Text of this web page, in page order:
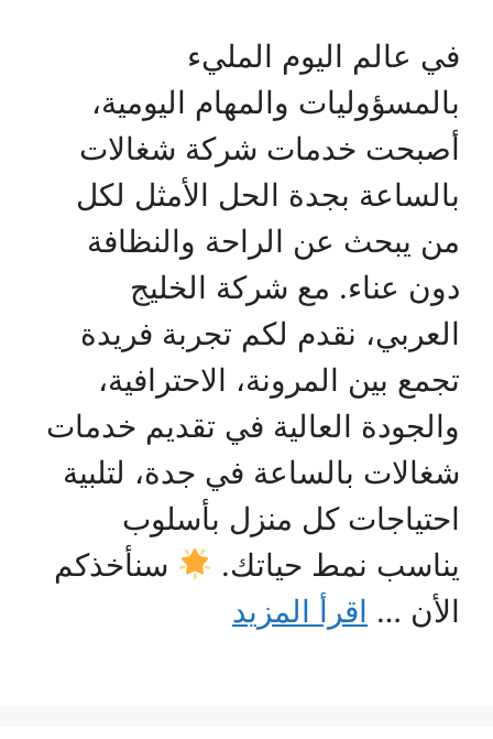
في عالم اليوم المليء
بالمسؤوليات والمهام اليومية،
أصبحت خدمات شركة شغالات
بالساعة بجدة الحل الأمثل لكل
من يبحث عن الراحة والنظافة
دون عناء. مع شركة الخليج
العربي، نقدم لكم تجربة فريدة
تجمع بين المرونة، الاحترافية،
والجودة العالية في تقديم خدمات
شغالات بالساعة في جدة، لتلبية
احتياجات كل منزل بأسلوب
يناسب نمط حياتك.
سنأخذكم
الأن … اقرأ المزيد